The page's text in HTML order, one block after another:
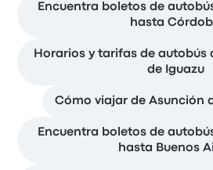
Encuentra boletos de
hasta
Horarios y tarifas de autobús
de Iguazu
Cómo viajar de Asunción
Encuentra boletos de
hasta Buenos